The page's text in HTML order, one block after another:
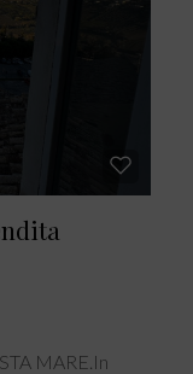
MARE.In